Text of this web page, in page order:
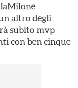
altro degli
subito mvp
con ben cinque